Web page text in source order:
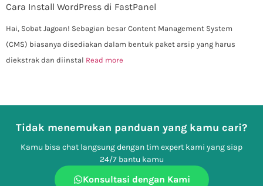
Cara Install WordPress di FastPanel
Hai, Sobat Jagoan! Sebagian besar Content Management System
(CMS) biasanya disediakan dalam bentuk paket arsip yang harus
diekstrak dan diinstal Read more
Tidak menemukan panduan yang kamu cari?
Kamu bisa chat langsung dengan tim expert kami yang siap
24/7 bantu kamu
Konsultasi dengan Kami